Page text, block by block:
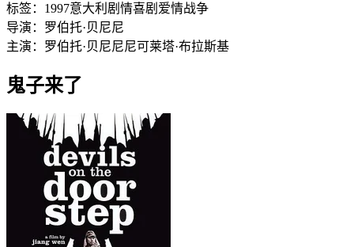
标签： 1997意大利 剧情喜剧 爱情战争
导演： 罗伯托·贝尼尼
主演： 罗伯托·贝尼尼尼可莱塔·布拉斯基
鬼子来了